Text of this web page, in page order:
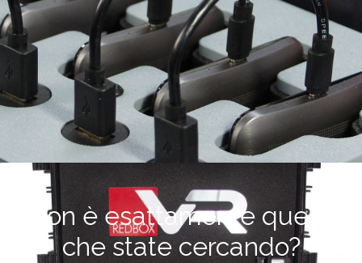
Non è esattamente quello
che state cercando?